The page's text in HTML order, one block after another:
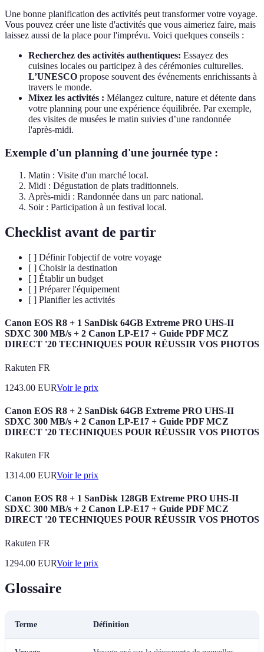
Une bonne planification des activités peut transformer votre voyage.
Vous pouvez créer une liste d'activités que vous aimeriez faire, mais
laissez aussi de la place pour l'imprévu. Voici quelques conseils :
Recherchez des activités authentiques: Essayez des
cuisines locales ou participez à des cérémonies culturelles.
L’UNESCO propose souvent des événements enrichissants à
travers le monde.
Mixez les activités : Mélangez culture, nature et détente dans
votre planning pour une expérience équilibrée. Par exemple,
des visites de musées le matin suivies d’une randonnée
l'après-midi.
Exemple d'un planning d'une journée type :
Matin : Visite d'un marché local.
Midi : Dégustation de plats traditionnels.
Après-midi : Randonnée dans un parc national.
Soir : Participation à un festival local.
Checklist avant de partir
[ ] Définir l'objectif de votre voyage
[ ] Choisir la destination
[ ] Établir un budget
[ ] Préparer l'équipement
[ ] Planifier les activités
Canon EOS R8 + 1 SanDisk 64GB Extreme PRO UHS-II
SDXC 300 MB/s + 2 Canon LP-E17 + Guide PDF MCZ
DIRECT '20 TECHNIQUES POUR RÉUSSIR VOS PHOTOS
Rakuten FR
1243.00 EURVoir le prix
Canon EOS R8 + 2 SanDisk 64GB Extreme PRO UHS-II
SDXC 300 MB/s + 2 Canon LP-E17 + Guide PDF MCZ
DIRECT '20 TECHNIQUES POUR RÉUSSIR VOS PHOTOS
Rakuten FR
1314.00 EURVoir le prix
Canon EOS R8 + 1 SanDisk 128GB Extreme PRO UHS-II
SDXC 300 MB/s + 2 Canon LP-E17 + Guide PDF MCZ
DIRECT '20 TECHNIQUES POUR RÉUSSIR VOS PHOTOS
Rakuten FR
1294.00 EURVoir le prix
Glossaire
Terme Définition